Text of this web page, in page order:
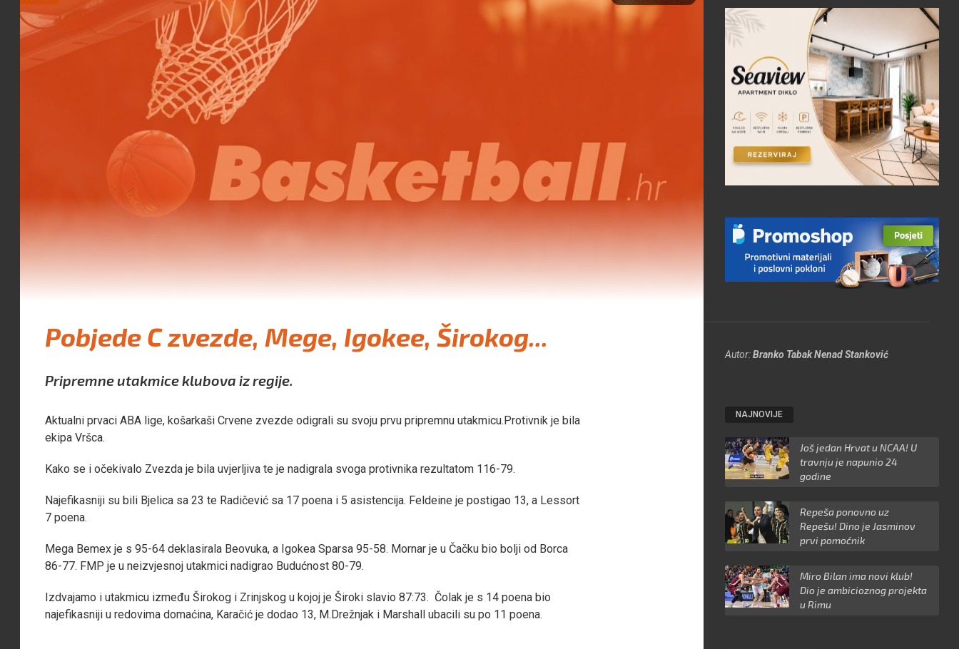
Pobjede C zvezde, Mege, Igokee, Širokog...
Autor:Branko TabakNenad Stanković
Pripremne utakmice klubova iz regije.
Aktualni prvaci ABA lige, košarkaši Crvene zvezde odigrali su svoju prvu pripremnu utakmicu.Protivnik je bila
ekipa Vršca.
Kako se i očekivalo Zvezda je bila uvjerljiva te je nadigrala svoga protivnika rezultatom 116-79.
Najefikasniji su bili Bjelica sa 23 te Radičević sa 17 poena i 5 asistencija. Feldeine je postigao 13, a Lessort
7 poena.
Mega Bemex je s 95-64 deklasirala Beovuka, a Igokea Sparsa 95-58. Mornar je u Čačku bio bolji od Borca
86-77. FMP je u neizvjesnoj utakmici nadigrao Budućnost 80-79.
Izdvajamo i utakmicu između Širokog i Zrinjskog u kojoj je Široki slavio 87:73. Čolak je s 14 poena bio
najefikasniji u redovima domaćina, Karačić je dodao 13, M.Drežnjak i Marshall ubacili su po 11 poena.
NAJNOVIJE
Još jedan Hrvat u NCAA! U
travnju je napunio 24
godine
Repeša ponovno uz
Repešu! Dino je Jasminov
prvi pomoćnik
Miro Bilan ima novi klub!
Dio je ambicioznog projekta
u Rimu